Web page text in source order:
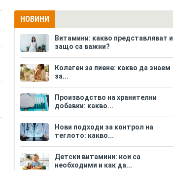
НОВИНИ
Витамини: какво представляват и
защо са важни?
Колаген за пиене: какво да знаем
за...
Производство на хранителни
добавки: какво...
Нови подходи за контрол на
теглото: какво...
Детски витамини: кои са
необходими и как да...